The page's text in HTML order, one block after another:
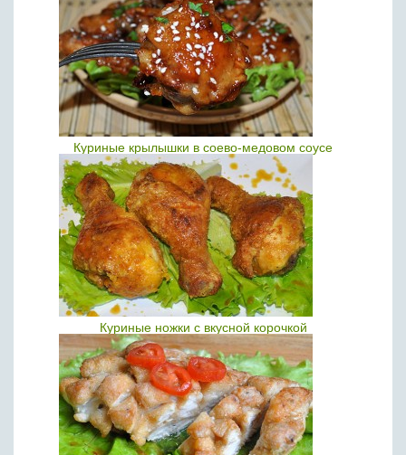
Куриные крылышки в соево-медовом соусе
Куриные ножки с вкусной корочкой